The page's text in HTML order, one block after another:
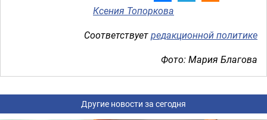
Ксения Топоркова
Соответствуетредакционной политике
Фото: Мария Благова
Другие новости за сегодня